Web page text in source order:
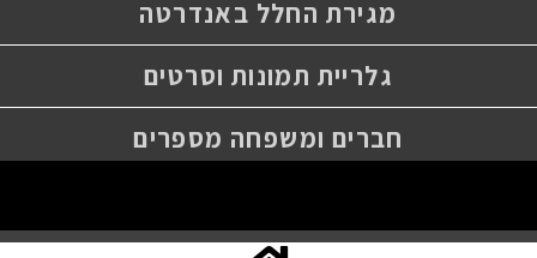
מגירת החלל באנדרטה
גלריית תמונות וסרטים
חברים ומשפחה מספרים